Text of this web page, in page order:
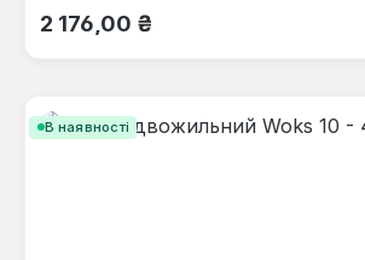
Звичайна ціна:
2 176,00 ₴
В наявності